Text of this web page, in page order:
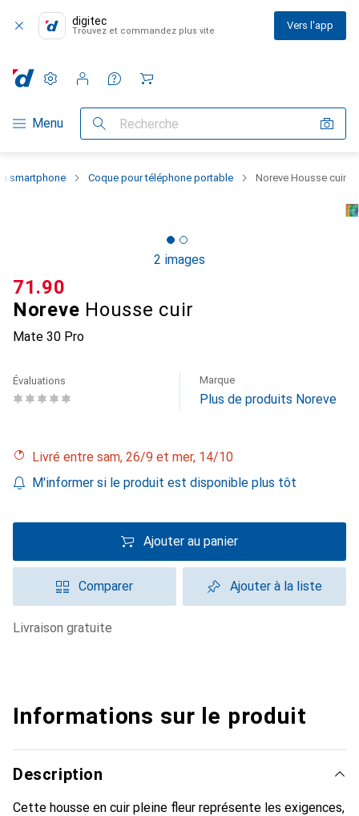
digitec
Trouvez et commandez plus vite Vers l'app
Navigation par catégorie
Menu Recherche
Paramètres
Compte client
Listes de comparaison
Listes d'envies
Panier
smartphone Coque pour téléphone portable Noreve Housse cuir
2 images
Noreve Housse cuir
Mate 30 Pro
CHF
71.90
Évaluations Marque
Plus de produits Noreve
Livré entre sam, 26/9 et mer, 14/10
M'informer si le produit est disponible plus tôt
Ajouter au panier
Comparer Ajouter à la liste
livraison gratuite
Informations sur le produit
Description
Cette housse en cuir pleine fleur représente les exigences,